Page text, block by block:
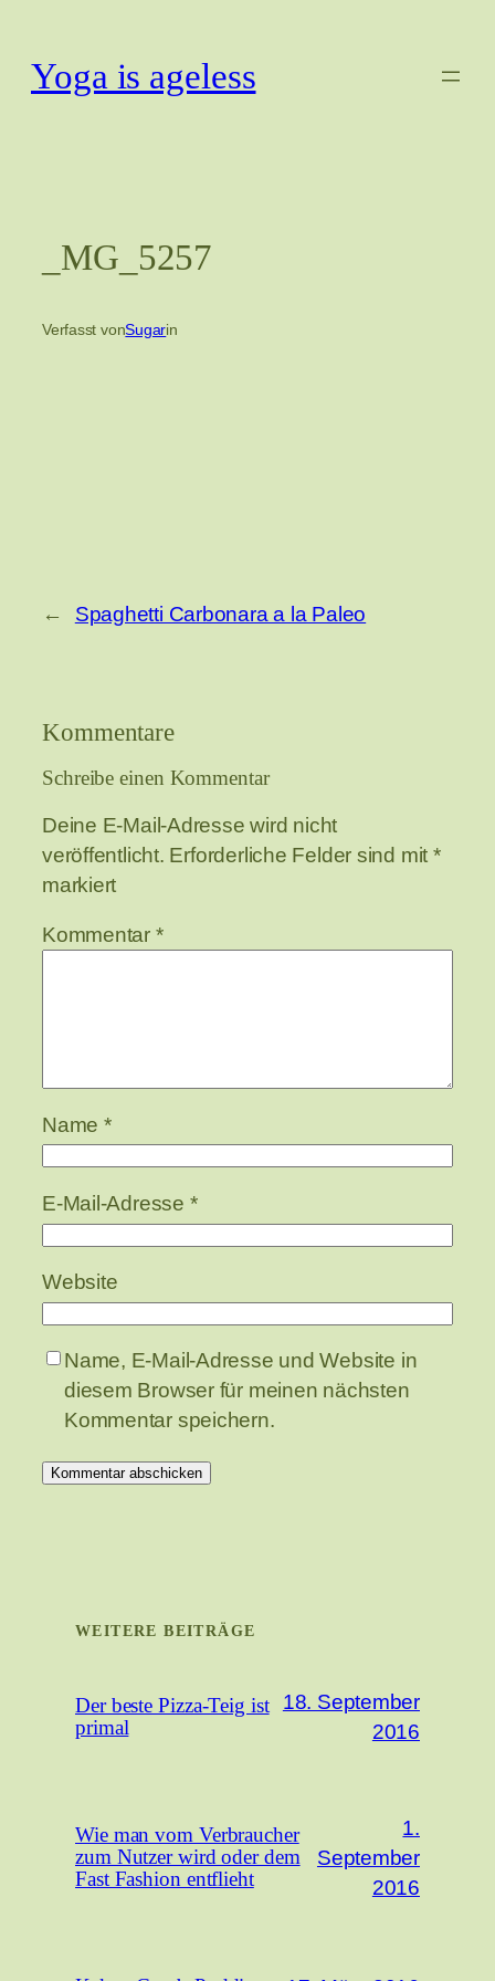
springen
Yoga is ageless
_MG_5257
Verfasst vonSugarin
← Spaghetti Carbonara a la Paleo
Kommentare
Schreibe einen Kommentar
Deine E-Mail-Adresse wird nicht
veröffentlicht. Erforderliche Felder sind mit *
markiert
Kommentar *
Name *
E-Mail-Adresse *
Website
Name, E-Mail-Adresse und Website in
diesem Browser für meinen nächsten
Kommentar speichern.
WEITERE BEITRÄGE
Der beste Pizza-Teig ist
primal
18. September
2016
Wie man vom Verbraucher
zum Nutzer wird oder dem
Fast Fashion entflieht
1.
September
2016